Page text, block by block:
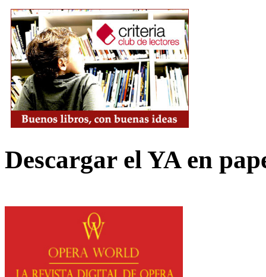
Descargar el YA en